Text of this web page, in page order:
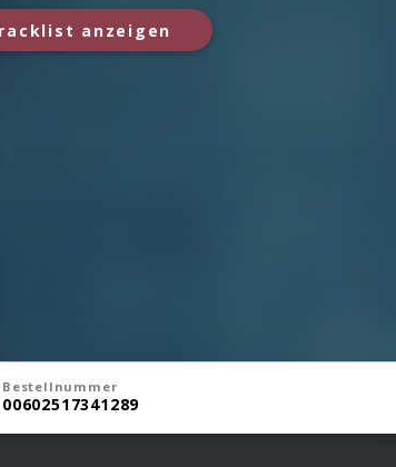
anzeigen
Bestellnummer
00602517341289